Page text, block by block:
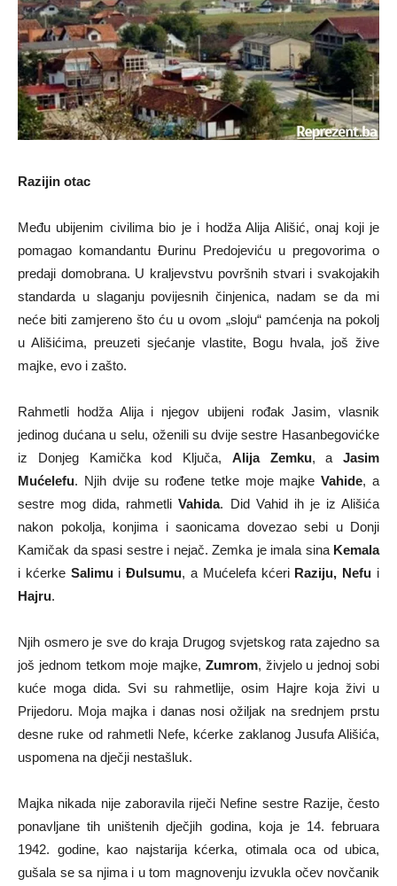
Razijin otac
Među ubijenim civilima bio je i hodža Alija Ališić, onaj koji je
pomagao komandantu Đurinu Predojeviću u pregovorima o
predaji domobrana. U kraljevstvu površnih stvari i svakojakih
standarda u slaganju povijesnih činjenica, nadam se da mi
neće biti zamjereno što ću u ovom „sloju“ pamćenja na pokolj
u Ališićima, preuzeti sjećanje vlastite, Bogu hvala, još žive
majke, evo i zašto.
Rahmetli hodža Alija i njegov ubijeni rođak Jasim, vlasnik
jedinog dućana u selu, oženili su dvije sestre Hasanbegovićke
iz Donjeg Kamička kod Ključa, Alija Zemku, a Jasim
Mućelefu. Njih dvije su rođene tetke moje majkeVahide, a
sestre mog dida, rahmetliVahida. Did Vahid ih je iz Ališića
nakon pokolja, konjima i saonicama dovezao sebi u Donji
Kamičak da spasi sestre i nejač. Zemka je imala sina Kemala
i kćerke SalimuiĐulsumu, a Mućelefa kćeri Raziju, Nefu i
Hajru.
Njih osmero je sve do kraja Drugog svjetskog rata zajedno sa
još jednom tetkom moje majke, Zumrom, živjelo u jednoj sobi
kuće moga dida. Svi su rahmetlije, osim Hajre koja živi u
Prijedoru. Moja majka i danas nosi ožiljak na srednjem prstu
desne ruke od rahmetli Nefe, kćerke zaklanog Jusufa Ališića,
uspomena na dječji nestašluk.
Majka nikada nije zaboravila riječi Nefine sestre Razije, često
ponavljane tih uništenih dječjih godina, koja je 14. februara
1942. godine, kao najstarija kćerka, otimala oca od ubica,
gušala se sa njima i u tom magnovenju izvukla očev novčanik